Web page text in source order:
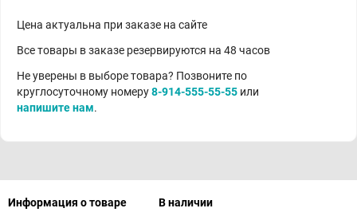
Цена актуальна при заказе на сайте
Все товары в заказе резервируются на 48 часов
Не уверены в выборе товара? Позвоните по
круглосуточному номеру8-914-555-55-55 или
напишите нам.
Информация о товаре В наличии